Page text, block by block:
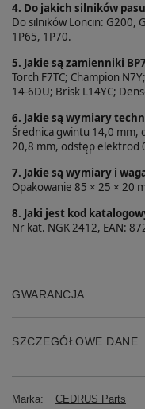
4. Do jakich silników
Do silników Loncin: G200,
1P65, 1P70.
5. Jakie są zamienniki
Torch F7TC; Champion
14-6DU; Brisk L14YC;
6. Jakie są wymiary
Średnica gwintu 14,0 mm,
20,8 mm, odstęp elektrod
7. Jakie są wymiary i
Opakowanie 85 × 25 × 20
8. Jaki jest kod
Nr kat. NGK 2412, EAN:
GWARANCJA
SZCZEGÓŁOWE DANE
Marka:
CEDRUS Parts